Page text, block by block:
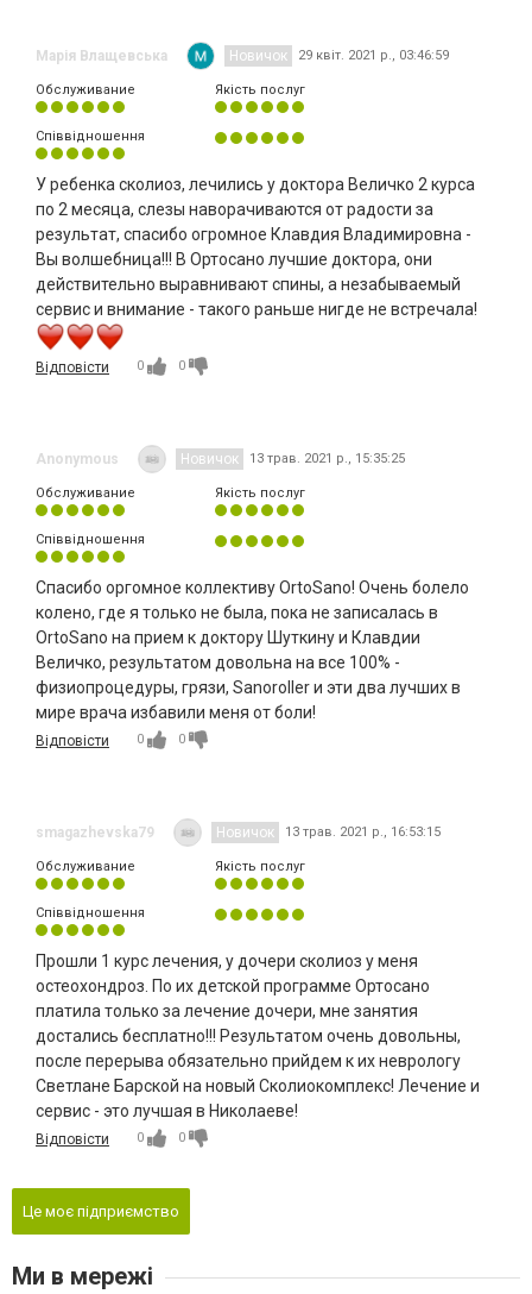
Марія Влащевська Новичок 29 квіт. 2021 р., 03:46:59
Обслуживание Якість послуг
Співвідношення
У ребенка сколиоз, лечились у доктора Величко 2 курса
по 2 месяца, слезы наворачиваются от радости за
результат, спасибо огромное Клавдия Владимировна -
Вы волшебница!!! В Ортосано лучшие доктора, они
действительно выравнивают спины, а незабываемый
сервис и внимание - такого раньше нигде не встречала!
Відповісти 0 0
Anonymous Новичок 13 трав. 2021 р., 15:35:25
Обслуживание Якість послуг
Співвідношення
Спасибо оргомное коллективу OrtoSano! Очень болело
колено, где я только не была, пока не записалась в
OrtoSano на прием к доктору Шуткину и Клавдии
Величко, результатом довольна на все 100% -
физиопроцедуры, грязи, Sanoroller и эти два лучших в
мире врача избавили меня от боли!
Відповісти 0 0
smagazhevska79 Новичок 13 трав. 2021 р., 16:53:15
Обслуживание Якість послуг
Співвідношення
Прошли 1 курс лечения, у дочери сколиоз у меня
остеохондроз. По их детской программе Ортосано
платила только за лечение дочери, мне занятия
достались бесплатно!!! Результатом очень довольны,
после перерыва обязательно прийдем к их неврологу
Светлане Барской на новый Сколиокомплекс! Лечение и
сервис - это лучшая в Николаеве!
Відповісти 0 0
Це моє підприємство
Ми в мережі